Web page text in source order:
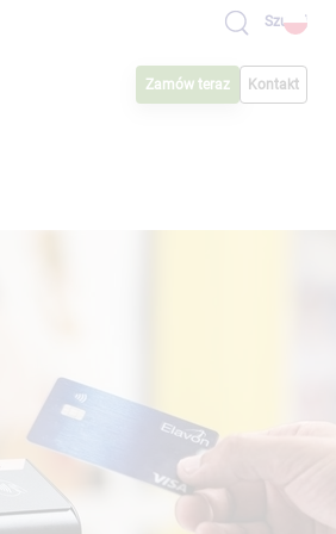
Szukaj
Zamów teraz Kontakt